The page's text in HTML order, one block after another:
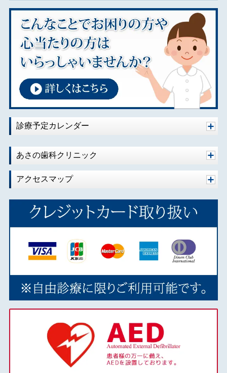
2023年01月
2022年01月
2021年12月
2021年08月
2021年07月
2020年10月
2020年08月
2020年07月
2020年06月
2020年02月
2019年10月
2019年09月
2019年08月
2019年07月
2019年06月
2019年05月
2019年03月
2018年12月
2018年10月
2018年09月
診療予定カレンダー
あさの歯科クリニック
アクセスマップ